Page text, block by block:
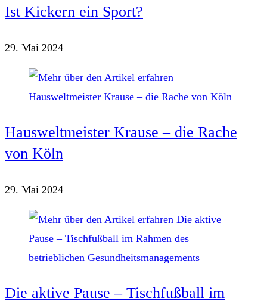
Ist Kickern ein Sport?
29. Mai 2024
Hausweltmeister Krause – die Rache
von Köln
29. Mai 2024
Die aktive Pause – Tischfußball im